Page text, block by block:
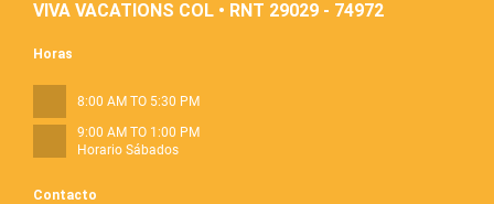
VIVA VACATIONS COL • RNT 29029 - 74972
Contacto
Horas
8:00 AM TO 5:30 PM
9:00 AM TO 1:00 PM
Horario Sábados